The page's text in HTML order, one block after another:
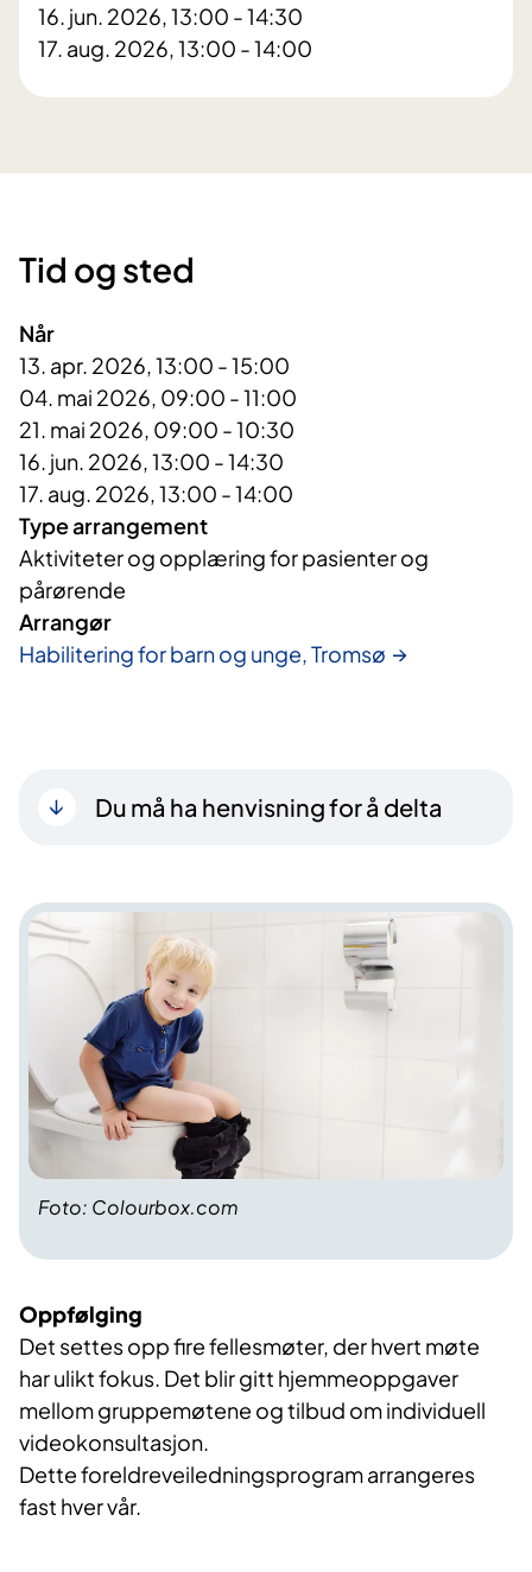
16. jun. 2026, 13:00 - 14:30
17. aug. 2026, 13:00 - 14:00
Tid og sted
Når
13. apr. 2026, 13:00 - 15:00
04. mai 2026, 09:00 - 11:00
21. mai 2026, 09:00 - 10:30
16. jun. 2026, 13:00 - 14:30
17. aug. 2026, 13:00 - 14:00
Type arrangement
Aktiviteter og opplæring for pasienter og
pårørende
Arrangør
Habilitering for barn og unge, Tromsø
Du må ha henvisning for å delta
Foto: Colourbox.com
Oppfølging
Det settes opp fire fellesmøter, der hvert møte
har ulikt fokus. Det blir gitt hjemmeoppgaver
mellom gruppemøtene og tilbud om individuell
videokonsultasjon.
Dette foreldreveiledningsprogram arrangeres
fast hver vår.